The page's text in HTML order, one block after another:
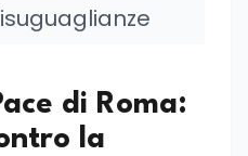
di Roma:
la